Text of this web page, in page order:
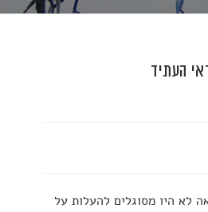
העתיד
לא היו מסוגלים להעלות על